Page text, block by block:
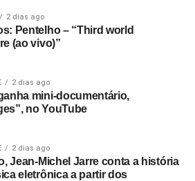
2 dias ago
Pentelho – “Third world
(ao vivo)”
2 dias ago
mini-documentário,
no YouTube
2 dias ago
Jean-Michel Jarre conta a história
eletrônica a partir dos